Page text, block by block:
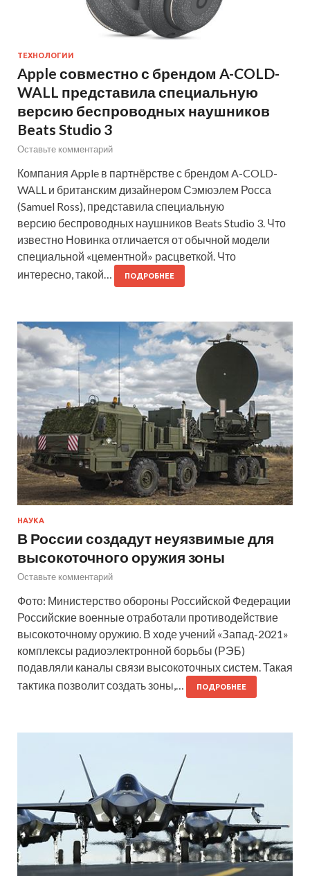
ТЕХНОЛОГИИ
Apple совместно с брендом A-COLD-
WALL представила специальную
версию беспроводных наушников
Beats Studio 3
Оставьте комментарий
Компания Apple в партнёрстве с брендом A-COLD-
WALL и британским дизайнером Сэмюэлем Росса
(Samuel Ross), представила специальную
версию беспроводных наушников Beats Studio 3. Что
известно Новинка отличается от обычной модели
специальной «цементной» расцветкой. Что
интересно, такой…
ПОДРОБНЕЕ
НАУКА
В России создадут неуязвимые для
высокоточного оружия зоны
Оставьте комментарий
Фото: Министерство обороны Российской Федерации
Российские военные отработали противодействие
высокоточному оружию. В ходе учений «Запад-2021»
комплексы радиоэлектронной борьбы (РЭБ)
подавляли каналы связи высокоточных систем. Такая
тактика позволит создать зоны,…
ПОДРОБНЕЕ